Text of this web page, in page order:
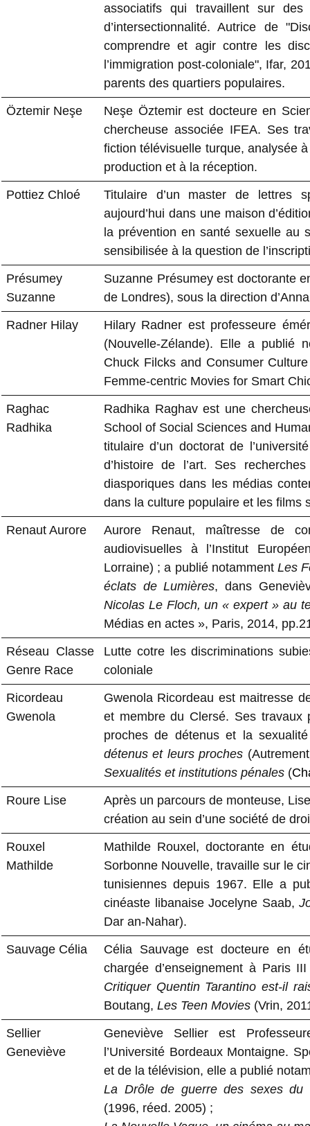
associatifs qui travaillent sur
d’intersectionnalité. Autrice de
comprendre et agir contre les
l’immigration post-coloniale", Ifar,
parents des quartiers populaires.
Öztemir Neşe
Neşe Öztemir est docteure en
chercheuse associée IFEA. Ses
fiction télévisuelle turque, analysée
production et à la réception.
Pottiez Chloé
Titulaire d’un master de lettres
aujourd’hui dans une maison
la prévention en santé sexuelle au
sensibilisée à la question de
Présumey
Suzanne
Suzanne Présumey est doctorante
de Londres), sous la direction
Radner Hilay
Hilary Radner est professeure
(Nouvelle-Zélande). Elle a publié
Chuck Filcks and Consumer
Femme-centric Movies for Smart
Raghac
Radhika
Radhika Raghav est une
School of Social Sciences and
titulaire d’un doctorat de
d’histoire de l’art. Ses
diasporiques dans les médias
dans la culture populaire et les films
Renaut Aurore
Aurore Renaut, maîtresse de
audiovisuelles à l’Institut
Lorraine) ; a publié notamment Les
éclats de Lumières, dans
Nicolas Le Floch, un « expert » au
Médias en actes », Paris, 2014,
Réseau Classe
Genre Race
Lutte cotre les discriminations
coloniale
Ricordeau
Gwenola
Gwenola Ricordeau est maitresse
et membre du Clersé. Ses travaux
proches de détenus et la
détenus et leurs proches
Sexualités et institutions pénales (
Roure Lise
Après un parcours de monteuse,
création au sein d’une société de
Rouxel
Mathilde
Mathilde Rouxel, doctorante en
Sorbonne Nouvelle, travaille sur le
tunisiennes depuis 1967. Elle a
cinéaste libanaise Jocelyne Saab,
Dar an-Nahar).
Sauvage Célia
Célia Sauvage est docteure en
chargée d’enseignement à Paris
Critiquer Quentin Tarantino est-il
Boutang, Les Teen Movies(Vrin,
Sellier
Geneviève
Geneviève Sellier est
l’Université Bordeaux Montaigne.
et de la télévision, elle a publié
La Drôle de guerre des sexes du
(1996, réed. 2005) ;